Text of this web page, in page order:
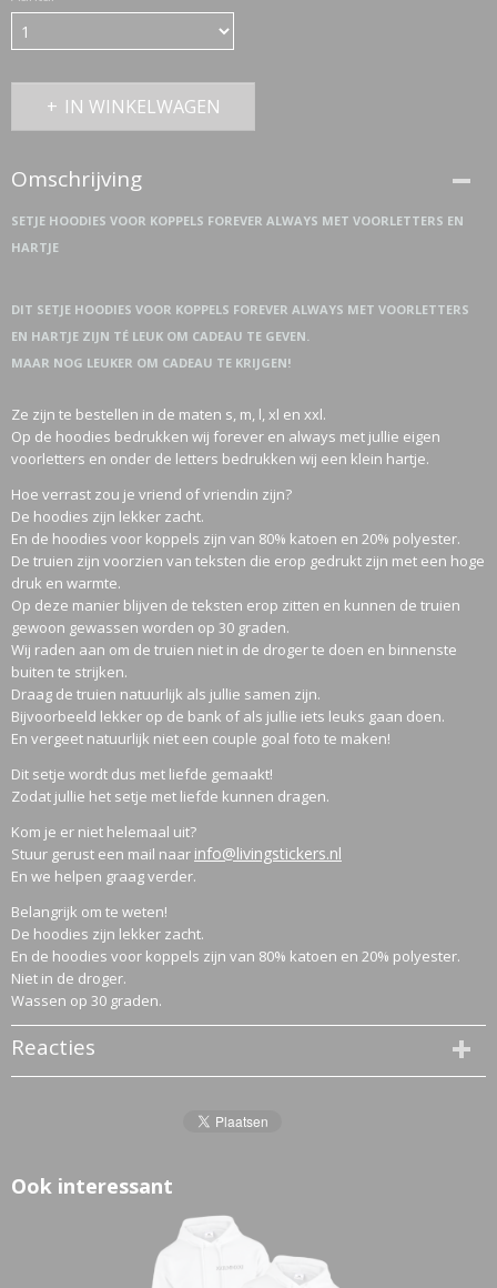
IN WINKELWAGEN
Omschrijving
SETJE HOODIES VOOR KOPPELS FOREVER ALWAYS MET VOORLETTERS EN
HARTJE
DIT SETJE HOODIES VOOR KOPPELS FOREVER ALWAYS MET VOORLETTERS
EN HARTJE ZIJN TÉ LEUK OM CADEAU TE GEVEN.
MAAR NOG LEUKER OM CADEAU TE KRIJGEN!
Ze zijn te bestellen in de maten s, m, l, xl en xxl.
Op de hoodies bedrukken wij forever en always met jullie eigen
voorletters en onder de letters bedrukken wij een klein hartje.
Hoe verrast zou je vriend of vriendin zijn?
De hoodies zijn lekker zacht.
En de hoodies voor koppels zijn van 80% katoen en 20% polyester.
De truien zijn voorzien van teksten die erop gedrukt zijn met een hoge
druk en warmte.
Op deze manier blijven de teksten erop zitten en kunnen de truien
gewoon gewassen worden op 30 graden.
Wij raden aan om de truien niet in de droger te doen en binnenste
buiten te strijken.
Draag de truien natuurlijk als jullie samen zijn.
Bijvoorbeeld lekker op de bank of als jullie iets leuks gaan doen.
En vergeet natuurlijk niet een couple goal foto te maken!
Dit setje wordt dus met liefde gemaakt!
Zodat jullie het setje met liefde kunnen dragen.
Kom je er niet helemaal uit?
Stuur gerust een mail naar info@livingstickers.nl
En we helpen graag verder.
Belangrijk om te weten!
De hoodies zijn lekker zacht.
En de hoodies voor koppels zijn van 80% katoen en 20% polyester.
Niet in de droger.
Wassen op 30 graden.
Reacties
Ook interessant